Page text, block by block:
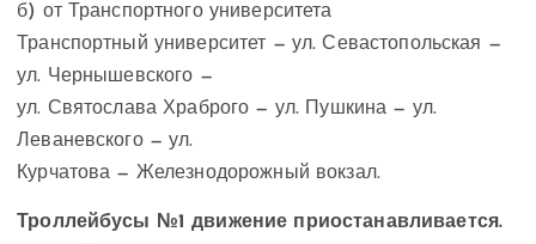
б) от Транспортного университета
Транспортный университет — ул. Севастопольская —
ул. Чернышевского —
ул. Святослава Храброго — ул. Пушкина — ул.
Леваневского — ул.
Курчатова — Железнодорожный вокзал.
Троллейбусы №1 движение приостанавливается.